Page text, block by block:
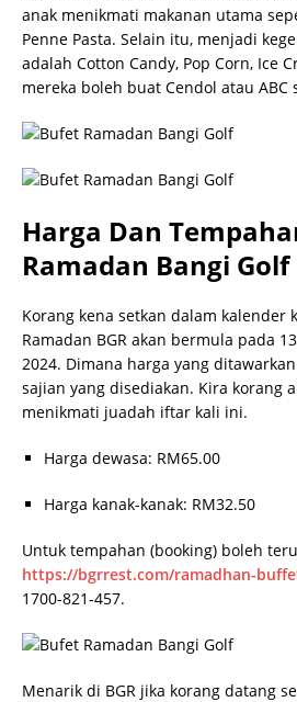
anak menikmati makanan utama
Penne Pasta. Selain itu, menjadi
adalah Cotton Candy, Pop Corn, Ice
mereka boleh buat Cendol atau ABC
Harga Dan
Ramadan Bangi
Korang kena setkan dalam kalender
Ramadan BGR akan bermula pada
2024. Dimana harga yang
sajian yang disediakan. Kira korang
menikmati juadah iftar kali ini.
Harga dewasa: RM65.00
Harga kanak-kanak: RM32.50
Untuk tempahan (booking) boleh
https://bgrrest.com/ramadhan-
1700-821-457.
Menarik di BGR jika korang datang